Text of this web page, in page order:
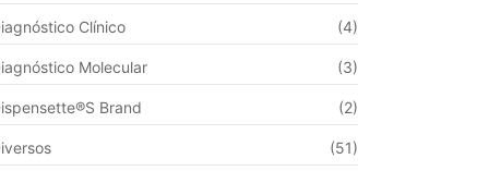
Clínico (4)
Molecular (3)
Brand (2)
(51)